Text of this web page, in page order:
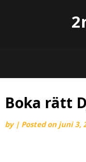
Boka rätt
by | Posted on juni 3,